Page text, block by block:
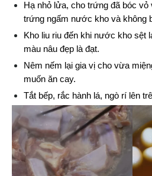
Hạ nhỏ lửa, cho trứng đã bóc vỏ
trứng ngấm nước kho và không
Kho liu riu đến khi nước kho sệt
màu nâu đẹp là đạt.
Nêm nếm lại gia vị cho vừa
muốn ăn cay.
Tắt bếp, rắc hành lá, ngò rí lên